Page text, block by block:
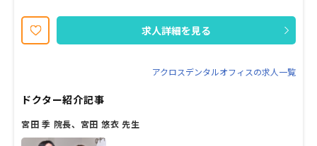
求人詳細を見る
アクロスデンタルオフィスの求人一覧
ドクター紹介記事
宮田 季 院長、宮田 悠衣 先生